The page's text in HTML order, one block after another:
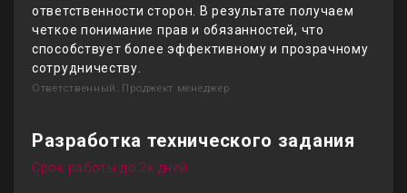
ответственности сторон. В результате получаем
четкое понимание прав и обязанностей, что
способствует более эффективному и прозрачному
сотрудничеству.
Ответственный: Проджект менеджер
Разработка технического задания
Срок работы до 2х дней